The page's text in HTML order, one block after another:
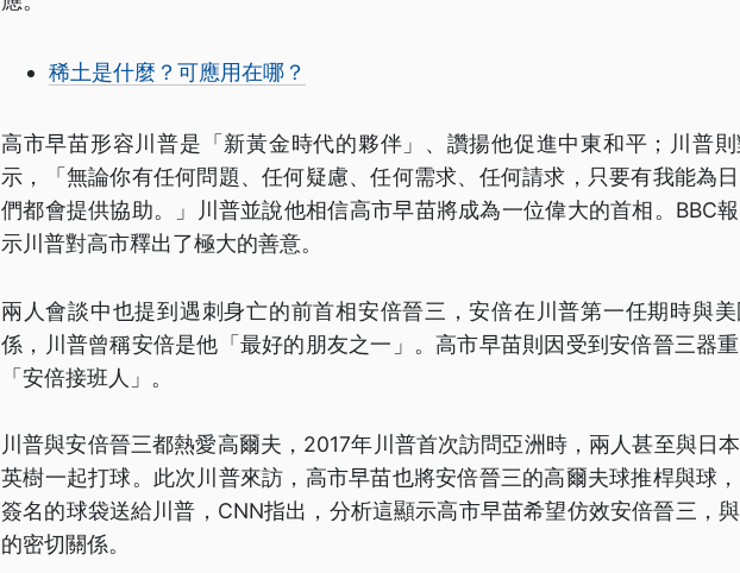
稀土是什麼？可應用在哪？
高市早苗形容川普是「新黃金時代的夥伴」、讚揚他促進中東和平；川普
示，「無論你有任何問題、任何疑慮、任何需求、任何請求，只要有我能為
們都會提供協助。」川普並說他相信高市早苗將成為一位偉大的首相。BBC
示川普對高市釋出了極大的善意。
兩人會談中也提到遇刺身亡的前首相安倍晉三，安倍在川普第一任期時與
係，川普曾稱安倍是他「最好的朋友之一」。高市早苗則因受到安倍晉三器
「安倍接班人」。
川普與安倍晉三都熱愛高爾夫，2017年川普首次訪問亞洲時，兩人甚至與日
英樹一起打球。此次川普來訪，高市早苗也將安倍晉三的高爾夫球推桿與球
簽名的球袋送給川普，CNN指出，分析這顯示高市早苗希望仿效安倍晉三，
的密切關係。